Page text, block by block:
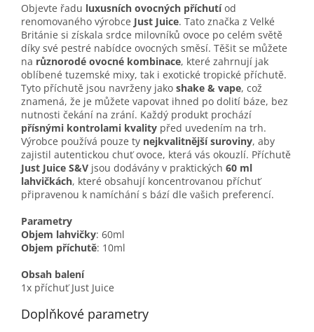
Objevte řadu luxusních ovocných příchutíod
renomovaného výrobce Just Juice. Tato značka z Velké
Británie si získala srdce milovníků ovoce po celém světě
díky své pestré nabídce ovocných směsí. Těšit se můžete
na různorodé ovocné kombinace, které zahrnují jak
oblíbené tuzemské mixy, tak i exotické tropické příchutě.
Tyto příchutě jsou navrženy jako shake & vape, což
znamená, že je můžete vapovat ihned po dolití báze, bez
nutnosti čekání na zrání. Každý produkt prochází
přísnými kontrolami kvality před uvedením na trh.
Výrobce používá pouze ty nejkvalitnější suroviny, aby
zajistil autentickou chuť ovoce, která vás okouzlí. Příchutě
Just Juice S&V jsou dodávány v praktických 60 ml
lahvičkách, které obsahují koncentrovanou příchuť
připravenou k namíchání s bází dle vašich preferencí.
Parametry
Objem lahvičky: 60ml
Objem příchutě: 10ml
Obsah balení
1x příchuť Just Juice
Doplňkové parametry